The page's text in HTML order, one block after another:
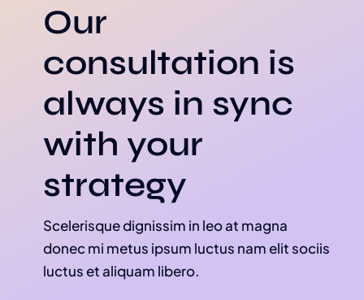
Our
consultation is
always in sync
with your
strategy
Scelerisque dignissim in leo at magna
donec mi metus ipsum luctus nam elit sociis
luctus et aliquam libero.